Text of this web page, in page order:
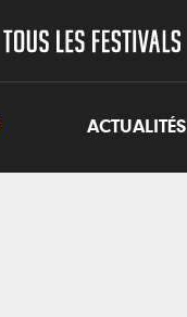
ACTUALITÉS